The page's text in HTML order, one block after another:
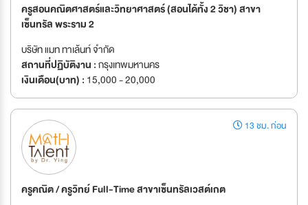
ครูสอนคณิตศาสตร์และวิทยาศาสตร์ (สอนได้ทั้ง 2 วิชา) สาขา
เซ็นทรัล พระราม 2
บริษัท แมท ทาเล้นท์ จำกัด
สถานที่ปฏิบัติงาน :กรุงเทพมหานคร
เงินเดือน(บาท) : 15,000 - 20,000
13 ชม. ก่อน
ครูคณิต / ครูวิทย์ Full-Time สาขาเซ็นทรัลเวสต์เกต